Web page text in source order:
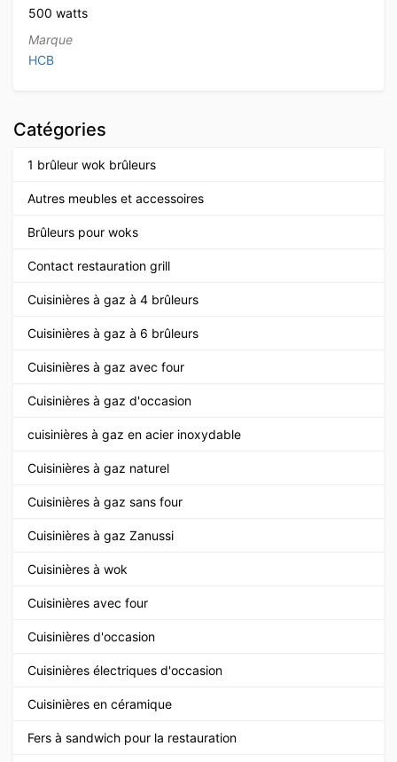
500 watts
Marque
HCB
Catégories
1 brûleur wok brûleurs
Autres meubles et accessoires
Brûleurs pour woks
Contact restauration grill
Cuisinières à gaz à 4 brûleurs
Cuisinières à gaz à 6 brûleurs
Cuisinières à gaz avec four
Cuisinières à gaz d'occasion
cuisinières à gaz en acier inoxydable
Cuisinières à gaz naturel
Cuisinières à gaz sans four
Cuisinières à gaz Zanussi
Cuisinières à wok
Cuisinières avec four
Cuisinières d'occasion
Cuisinières électriques d'occasion
Cuisinières en céramique
Fers à sandwich pour la restauration